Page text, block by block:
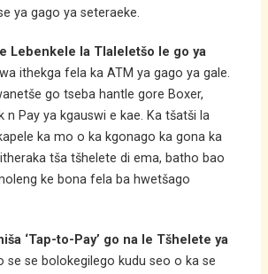
ya gago ya seteraeke.
Lebenkele la Tlaleletšo le go ya
ithekga fela ka ATM ya gago ya gale.
go tseba hantle gore Boxer,
n Pay ya kgauswi e kae. Ka tšatši la
ka mo o ka kgonago ka gona ka
tša tšhelete di ema, batho bao
ke bona fela ba hwetšago
‘Tap-to-Pay’ go na le Tšhelete ya
se se bolokegilego kudu seo o ka se